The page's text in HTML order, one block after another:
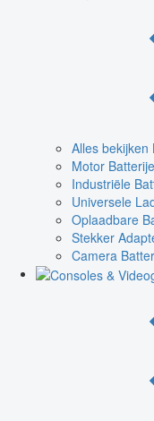
Alles bekijken
Motor
Industriële
Universele
Oplaadbare
Stekker
Camera